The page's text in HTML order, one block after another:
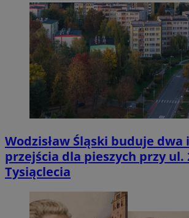
Wodzisław Śląski buduje
przejścia dla pieszych przy ul.
Tysiąclecia